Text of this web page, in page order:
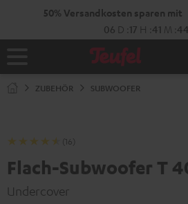
50% Versandkosten
06 D :17
Startseite
ZUBEHÖR SUBWOOFER
(16)
Flach-Subwoofer T
Undercover